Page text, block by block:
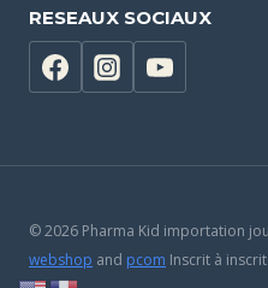
RESEAUX SOCIAUX
© 2026 Pharma Kid importation
webshop and pcom Inscrit à